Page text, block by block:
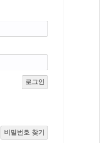
로그인
비밀번호 찾기